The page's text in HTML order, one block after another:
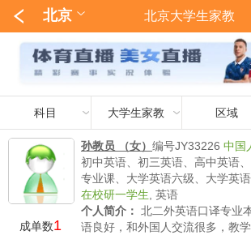
北京 北京大学生家教
科目 大学生家教 区域
成单数1
孙教员 （女） 编号JY33226 中国
初中英语、初三英语、高中英语
专业课、大学英语六级、大学英语
在校研一学生 英语
个人简介： 北二外英语口译专业
语良好，和外国人交流很多，教